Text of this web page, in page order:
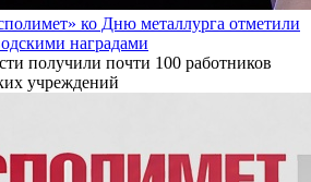
ко Дню металлурга отметили
наградами
получили почти 100 работников
учреждений